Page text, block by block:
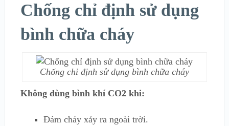
Chống chỉ định sử dụng
bình chữa cháy
Chống chỉ định sử dụng bình chữa cháy
Không dùng bình khí CO2 khi:
Đám cháy xảy ra ngoài trời.